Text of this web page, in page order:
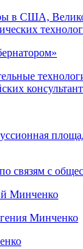
в США,
связям с
Минченко
Минченко